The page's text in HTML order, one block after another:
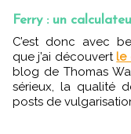
Ferry : un
C’est donc avec beaucoup d’enthousiasme et d’intérêt
que j’ai découvert le
blog de Thomas
sérieux, la qualité
posts de